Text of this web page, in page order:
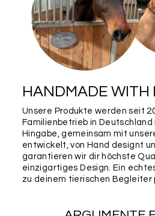
HANDMADE WITH
Unsere Produkte werden seit
Familienbetrieb in Deutschland
Hingabe, gemeinsam mit
entwickelt, von Hand designt
garantieren wir dir höchste
einzigartiges Design. Ein
zu deinem tierischen Begleiter